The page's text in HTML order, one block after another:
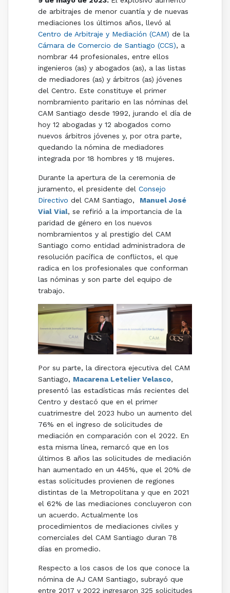
de arbitrajes de menor cuantía y de nuevas
mediaciones los últimos años, llevó al
Centro de Arbitraje y Mediación (CAM) de la
Cámara de Comercio de Santiago (CCS), a
nombrar 44 profesionales, entre ellos
ingenieros (as) y abogados (as), a las listas
de mediadores (as) y árbitros (as) jóvenes
del Centro. Este constituye el primer
nombramiento paritario en las nóminas del
CAM Santiago desde 1992, jurando el día de
hoy 12 abogadas y 12 abogados como
nuevos árbitros jóvenes y, por otra parte,
quedando la nómina de mediadores
integrada por 18 hombres y 18 mujeres.
Durante la apertura de la ceremonia de
juramento, el presidente del Consejo
Directivo del CAM Santiago, Manuel José
Vial Vial, se refirió a la importancia de la
paridad de género en los nuevos
nombramientos y al prestigio del CAM
Santiago como entidad administradora de
resolución pacífica de conflictos, el que
radica en los profesionales que conforman
las nóminas y son parte del equipo de
trabajo.
Por su parte, la directora ejecutiva del CAM
Santiago, Macarena Letelier Velasco,
presentó las estadísticas más recientes del
Centro y destacó que en el primer
cuatrimestre del 2023 hubo un aumento del
76% en el ingreso de solicitudes de
mediación en comparación con el 2022. En
esta misma línea, remarcó que en los
últimos 8 años las solicitudes de mediación
han aumentado en un 445%, que el 20% de
estas solicitudes provienen de regiones
distintas de la Metropolitana y que en 2021
el 62% de las mediaciones concluyeron con
un acuerdo. Actualmente los
procedimientos de mediaciones civiles y
comerciales del CAM Santiago duran 78
días en promedio.
Respecto a los casos de los que conoce la
nómina de AJ CAM Santiago, subrayó que
entre 2017 y 2022 ingresaron 325 solicitudes